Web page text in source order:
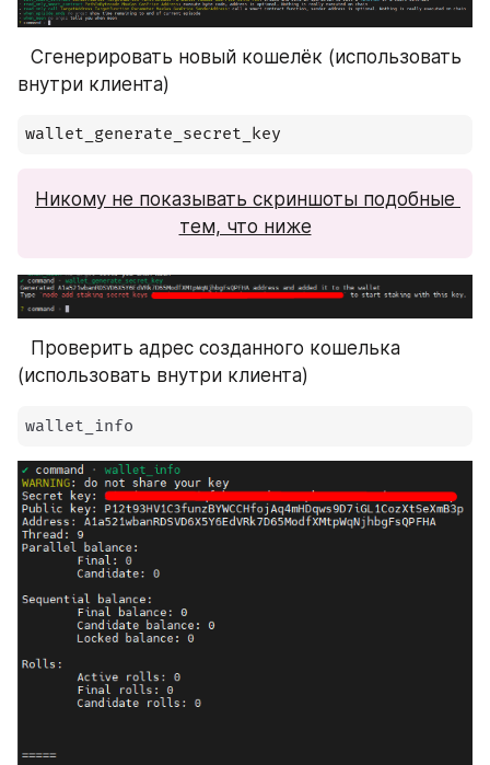
⠀Сгенерировать новый кошелёк (использовать
внутри клиента)
wallet_generate_secret_key
Никому не показывать скриншоты подобные
тем, что ниже
⠀Проверить адрес созданного кошелька
(использовать внутри клиента)
wallet_info